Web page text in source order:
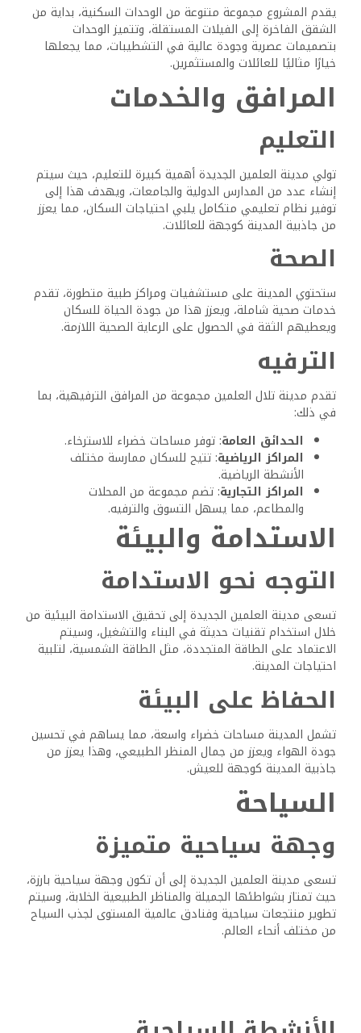
يقدم المشروع مجموعة متنوعة من الوحدات السكنية، بداية من
الشقق الفاخرة إلى الفيلات المستقلة، وتتميز الوحدات
بتصميمات عصرية وجودة عالية في التشطيبات، مما يجعلها
خيارًا مثاليًا للعائلات والمستثمرين.
المرافق والخدمات
التعليم
تولي مدينة العلمين الجديدة أهمية كبيرة للتعليم، حيث سيتم
إنشاء عدد من المدارس الدولية والجامعات، ويهدف هذا إلى
توفير نظام تعليمي متكامل يلبي احتياجات السكان، مما يعزز
من جاذبية المدينة كوجهة للعائلات.
الصحة
ستحتوي المدينة على مستشفيات ومراكز طبية متطورة، تقدم
خدمات صحية شاملة، ويعزز هذا من جودة الحياة للسكان
ويعطيهم الثقة في الحصول على الرعاية الصحية اللازمة.
الترفيه
تقدم مدينة تلال العلمين مجموعة من المرافق الترفيهية، بما
في ذلك:
الحدائق العامة: توفر مساحات خضراء للاسترخاء.
المراكز الرياضية: تتيح للسكان ممارسة مختلف
الأنشطة الرياضية.
المراكز التجارية: تضم مجموعة من المحلات
والمطاعم، مما يسهل التسوق والترفيه.
الاستدامة والبيئة
التوجه نحو الاستدامة
تسعى مدينة العلمين الجديدة إلى تحقيق الاستدامة البيئية من
خلال استخدام تقنيات حديثة في البناء والتشغيل، وسيتم
الاعتماد على الطاقة المتجددة، مثل الطاقة الشمسية، لتلبية
احتياجات المدينة.
الحفاظ على البيئة
تشمل المدينة مساحات خضراء واسعة، مما يساهم في تحسين
جودة الهواء ويعزز من جمال المنظر الطبيعي، وهذا يعزز من
جاذبية المدينة كوجهة للعيش.
السياحة
وجهة سياحية متميزة
تسعى مدينة العلمين الجديدة إلى أن تكون وجهة سياحية بارزة،
حيث تمتاز بشواطئها الجميلة والمناظر الطبيعية الخلابة، وسيتم
تطوير منتجعات سياحية وفنادق عالمية المستوى لجذب السياح
من مختلف أنحاء العالم.